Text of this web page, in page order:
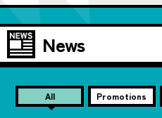
News
All Promotions